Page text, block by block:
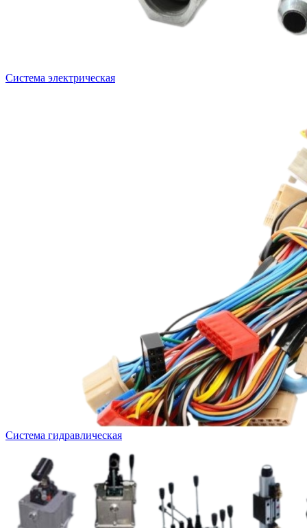
Система электрическая
Система гидравлическая